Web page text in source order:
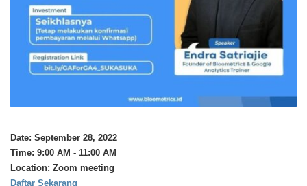
Date: September 28, 2022
Time: 9:00 AM - 11:00 AM
Location: Zoom meeting
Daftar Sekarang